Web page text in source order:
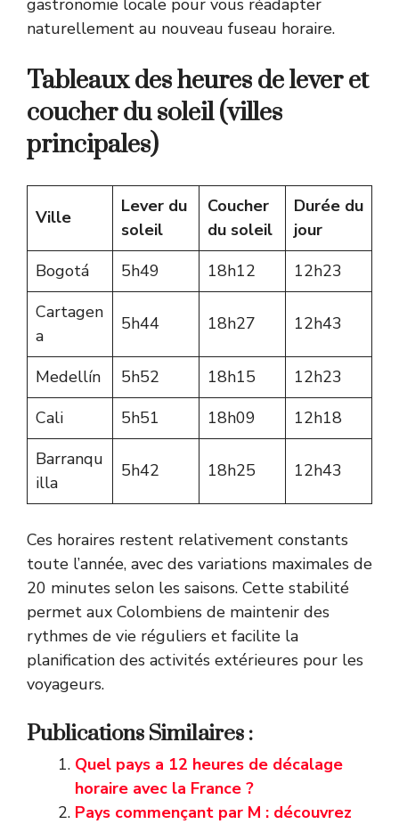
naturellement au nouveau fuseau horaire.
Tableaux des heures de lever et
coucher du soleil (villes
principales)
Ville
Lever du
soleil
Coucher
du soleil
Durée du
jour
Bogotá
5h49 18h12
12h23
Cartagen
a
5h44 18h27 12h43
Medellín 5h52 18h15
12h23
Cali
5h51 18h09
12h18
Barranqu
illa
5h42 18h25 12h43
Ces horaires restent relativement constants
toute l’année, avec des variations maximales de
20 minutes selon les saisons. Cette stabilité
permet aux Colombiens de maintenir des
rythmes de vie réguliers et facilite la
planification des activités extérieures pour les
voyageurs.
Publications Similaires :
Quel pays a 12 heures de décalage
horaire avec la France ?
Pays commençant par M : découvrez